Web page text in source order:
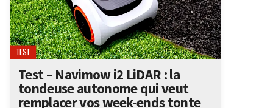
TEST
Test – Navimow i2 LiDAR : la
tondeuse autonome qui veut
remplacer vos week-ends tonte